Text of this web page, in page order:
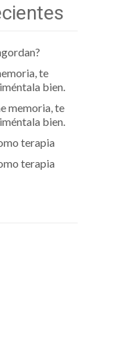
te
bien.
memoria, te
bien.
terapia
terapia